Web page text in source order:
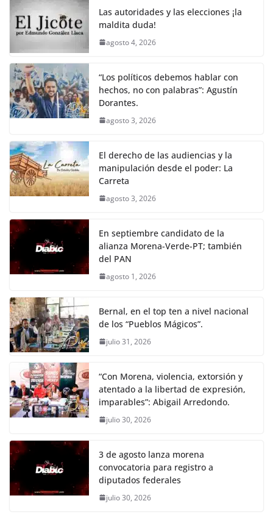
Las autoridades y las elecciones ¡la
maldita duda!
agosto 4, 2026
“Los políticos debemos hablar con
hechos, no con palabras”: Agustín
Dorantes.
agosto 3, 2026
El derecho de las audiencias y la
manipulación desde el poder: La
Carreta
agosto 3, 2026
En septiembre candidato de la
alianza Morena-Verde-PT; también
del PAN
agosto 1, 2026
Bernal, en el top ten a nivel nacional
de los “Pueblos Mágicos”.
julio 31, 2026
“Con Morena, violencia, extorsión y
atentado a la libertad de expresión,
imparables”: Abigail Arredondo.
julio 30, 2026
3 de agosto lanza morena
convocatoria para registro a
diputados federales
julio 30, 2026